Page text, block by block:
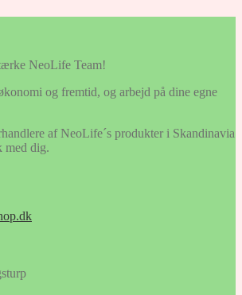
NeoLife Team!
og fremtid, og arbejd på dine egne
af NeoLife´s produkter i Skandinavia
med dig.